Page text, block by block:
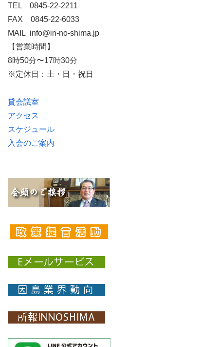
TEL 0845-22-2211
FAX 0845-22-6033
MAIL info@in-no-shima.jp
【営業時間】
8時50分〜17時30分
※定休日：土・日・祝日
貸会議室
アクセス
スケジュール
入会のご案内